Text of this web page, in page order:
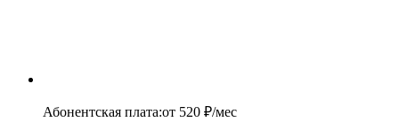
Абонентская плата:от 520 ₽/мес